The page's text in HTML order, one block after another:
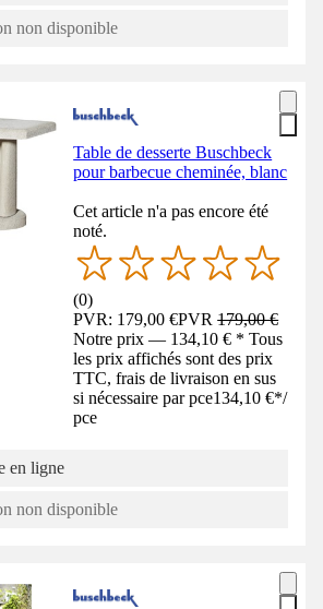
non disponible
Table de desserte Buschbeck
pour barbecue cheminée, blanc
Cet article n'a pas encore été
noté.
(0)
PVR: 179,00 €PVR179,00 €
Notre prix — 134,10 € * Tous
les prix affichés sont des prix
TTC, frais de livraison en sus
si nécessaire par pce134,10 €*/
pce
en ligne
non disponible